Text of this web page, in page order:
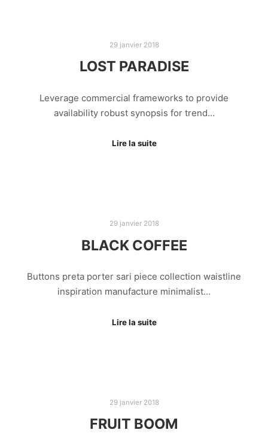
29 janvier 2018
LOST PARADISE
Leverage commercial frameworks to provide
availability robust synopsis for trend…
Lire la suite
29 janvier 2018
BLACK COFFEE
Buttons preta porter sari piece collection waistline
inspiration manufacture minimalist…
Lire la suite
29 janvier 2018
FRUIT BOOM